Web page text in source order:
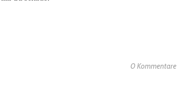
0 Kommentare